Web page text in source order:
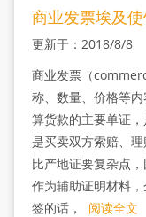
商业发票埃及
更新于：2018/8/8
商业发票（
称、数量、价格等
算货款的主要单证
是买卖双方索赔、
比产地证要复杂点
作为辅助证明材料
签的话，
阅读全文